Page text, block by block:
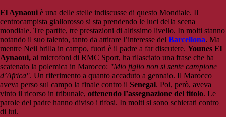
El Aynaoui è una delle stelle indiscusse di questo Mondiale. Il
centrocampista giallorosso si sta prendendo le luci della scena
mondiale. Tre partite, tre prestazioni di altissimo livello. In molti stanno
notando il suo talento, tanto da attirare l’interesse del Barcellona. Ma
mentre Neil brilla in campo, fuori è il padre a far discutere. Younes El
Aynaoui, ai microfoni di RMC Sport, ha rilasciato una frase che ha
scatenato la polemica in Marocco: "Mio figlio non si sente campione
d’Africa". Un riferimento a quanto accaduto a gennaio. Il Marocco
aveva perso sul campo la finale contro il Senegal. Poi, però, aveva
vinto il ricorso in tribunale, ottenendo l’assegnazione del titolo. Le
parole del padre hanno diviso i tifosi. In molti si sono schierati contro
di lui.